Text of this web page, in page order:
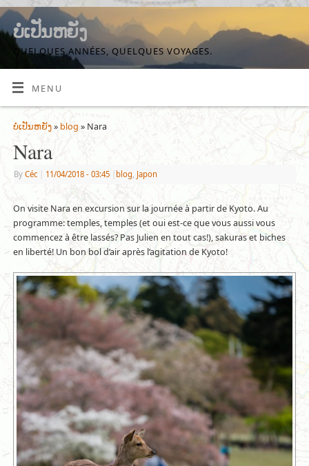
ບໍ່ເປັນຫຍັງ
QUELQUES ANNÉES, QUELQUES VOYAGES.
MENU
ບໍ່ເປັນຫຍັງ» blog » Nara
Nara
By Céc 11/04/2018 - 03:45 blog, Japon
On visite Nara en excursion sur la journée à partir de Kyoto. Au
programme: temples, temples (et oui est-ce que vous aussi vous
commencez à être lassés? Pas Julien en tout cas!), sakuras et biches
en liberté! Un bon bol d’air après l’agitation de Kyoto!